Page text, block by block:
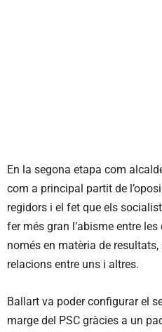
En la segona etapa com
com a principal partit de
regidors i el fet que els
fer més gran l’abisme entre
només en matèria de
relacions entre uns i altres.
Ballart va poder configurar el
marge del PSC gràcies a un